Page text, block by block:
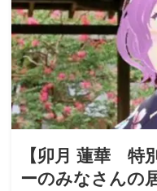
【卯月 蓮華 特
ーのみなさんの